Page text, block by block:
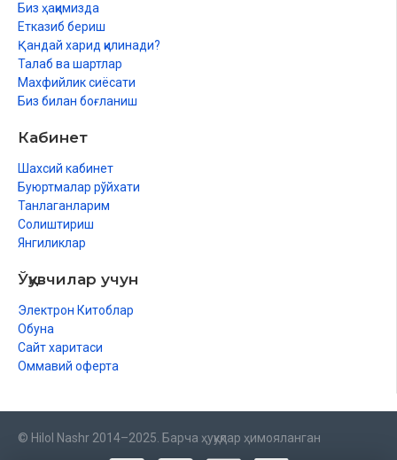
Биз ҳақимизда
Етказиб бериш
Қандай харид қилинади?
Талаб ва шартлар
Махфийлик сиёсати
Биз билан боғланиш
Кабинет
Шахсий кабинет
Буюртмалар рўйхати
Танлаганларим
Солиштириш
Янгиликлар
Ўқувчилар учун
Электрон Китоблар
Обуна
Сайт харитаси
Оммавий оферта
© Hilol Nashr 2014–2025. Барча ҳуқуқлар ҳимояланган